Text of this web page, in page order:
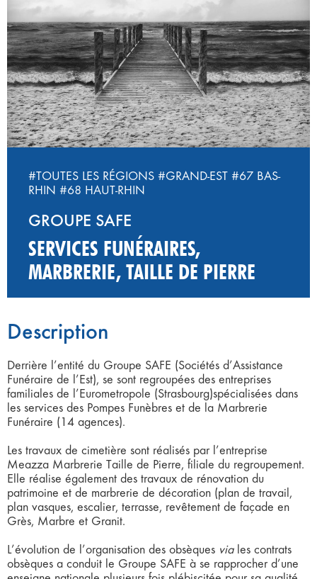
#TOUTES LES RÉGIONS #GRAND-EST #67 BAS-
RHIN #68 HAUT-RHIN
GROUPE SAFE
SERVICES FUNÉRAIRES,
MARBRERIE, TAILLE DE PIERRE
Description
Derrière l’entité du Groupe SAFE (Sociétés d’Assistance
Funéraire de l’Est), se sont regroupées des entreprises
familiales de l’Eurometropole (Strasbourg)spécialisées dans
les services des Pompes Funèbres et de la Marbrerie
Funéraire (14 agences).
Les travaux de cimetière sont réalisés par l’entreprise
Meazza Marbrerie Taille de Pierre, filiale du regroupement.
Elle réalise également des travaux de rénovation du
patrimoine et de marbrerie de décoration (plan de travail,
plan vasques, escalier, terrasse, revêtement de façade en
Grès, Marbre et Granit.
L’évolution de l’organisation des obsèques viales contrats
obsèques a conduit le Groupe SAFE à se rapprocher d’une